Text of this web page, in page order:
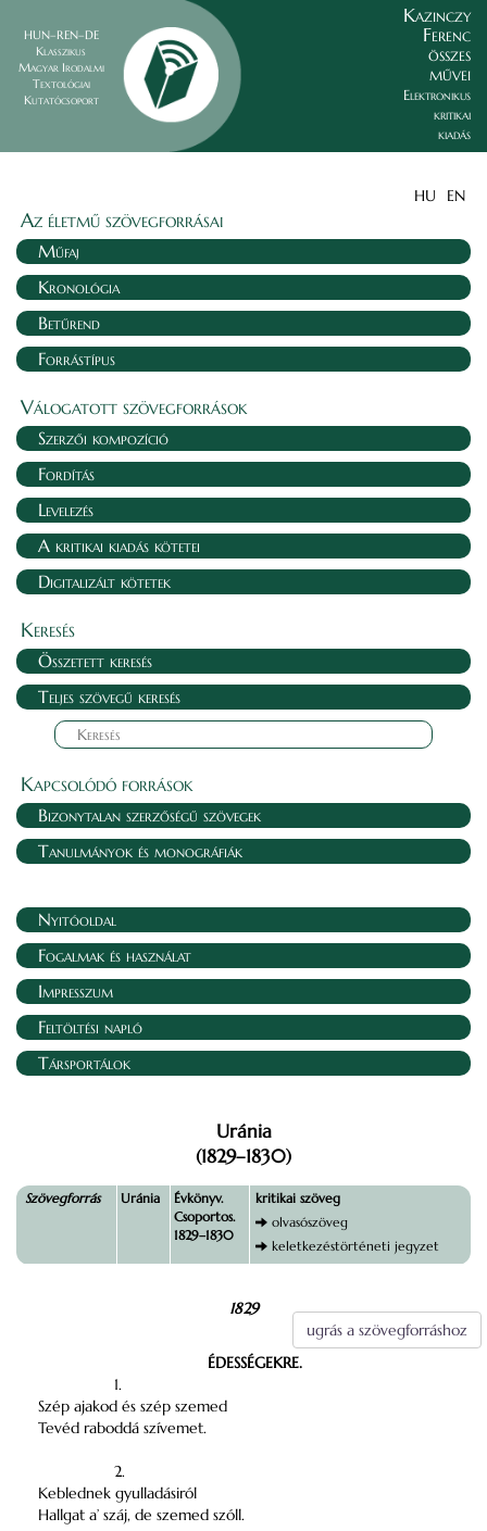
HUN–REN–DE
Klasszikus
Magyar Irodalmi
Textológiai
Kutatócsoport
Kazinczy
Ferenc
összes
művei
Elektronikus
kritikai
kiadás
HU EN
Az életmű szövegforrásai
Műfaj
Kronológia
Betűrend
Forrástípus
Válogatott szövegforrások
Szerzői kompozíció
Fordítás
Levelezés
A kritikai kiadás kötetei
Digitalizált kötetek
Keresés
Összetett keresés
Teljes szövegű keresés
Kapcsolódó források
Bizonytalan szerzőségű szövegek
Tanulmányok és monográfiák
Nyitóoldal
Fogalmak és használat
Impresszum
Feltöltési napló
Társportálok
Uránia
(1829–1830)
Szövegforrás Uránia
Évkönyv.
Csoportos.
1829–1830
kritikai szöveg
olvasószöveg
keletkezéstörténeti jegyzet
1829
ugrás a szövegforráshoz
ÉDESSÉGEKRE.
1.
Szép ajakod és szép szemed
Tevéd raboddá szívemet.
2.
Keblednek gyulladásiról
Hallgat a’ száj, de szemed szóll.